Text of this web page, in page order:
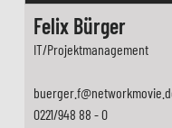
Felix Bürger
IT/Projektmanagement
0221/948 88 - 0